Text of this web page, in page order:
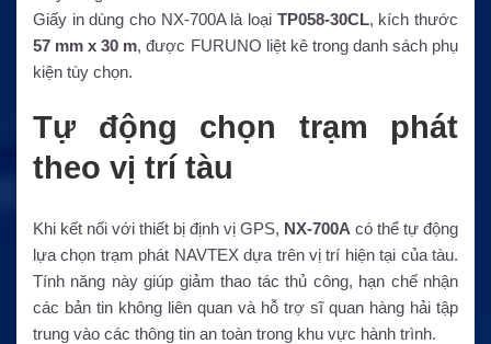
Giấy in dùng cho NX-700A là loại TP058-30CL, kích thước
57 mm x 30 m, được FURUNO liệt kê trong danh sách phụ
kiện tùy chọn.
Tự động chọn trạm phát
theo vị trí tàu
Khi kết nối với thiết bị định vị GPS, NX-700A có thể tự động
lựa chọn trạm phát NAVTEX dựa trên vị trí hiện tại của tàu.
Tính năng này giúp giảm thao tác thủ công, hạn chế nhận
các bản tin không liên quan và hỗ trợ sĩ quan hàng hải tập
trung vào các thông tin an toàn trong khu vực hành trình.